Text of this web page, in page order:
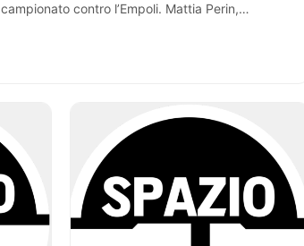
campionato contro l’Empoli. Mattia Perin,